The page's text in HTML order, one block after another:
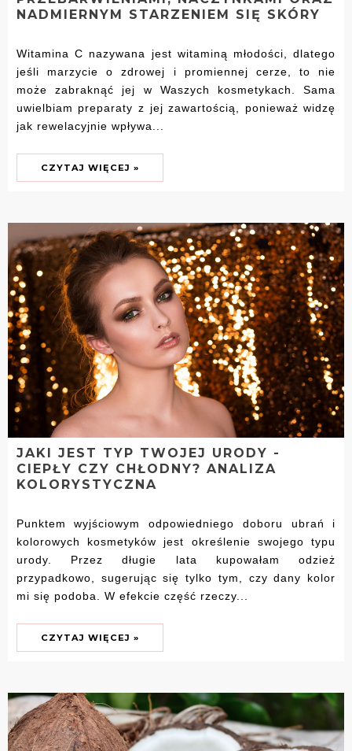
NADMIERNYM STARZENIEM SIĘ SKÓRY
Witamina C nazywana jest witaminą młodości, dlatego
jeśli marzycie o zdrowej i promiennej cerze, to nie
może zabraknąć jej w Waszych kosmetykach. Sama
uwielbiam preparaty z jej zawartością, ponieważ widzę
jak rewelacyjnie wpływa...
CZYTAJ WIĘCEJ »
JAKI JEST TYP TWOJEJ URODY -
CIEPŁY CZY CHŁODNY? ANALIZA
KOLORYSTYCZNA
Punktem wyjściowym odpowiedniego doboru ubrań i
kolorowych kosmetyków jest określenie swojego typu
urody. Przez długie lata kupowałam odzież
przypadkowo, sugerując się tylko tym, czy dany kolor
mi się podoba. W efekcie część rzeczy...
CZYTAJ WIĘCEJ »